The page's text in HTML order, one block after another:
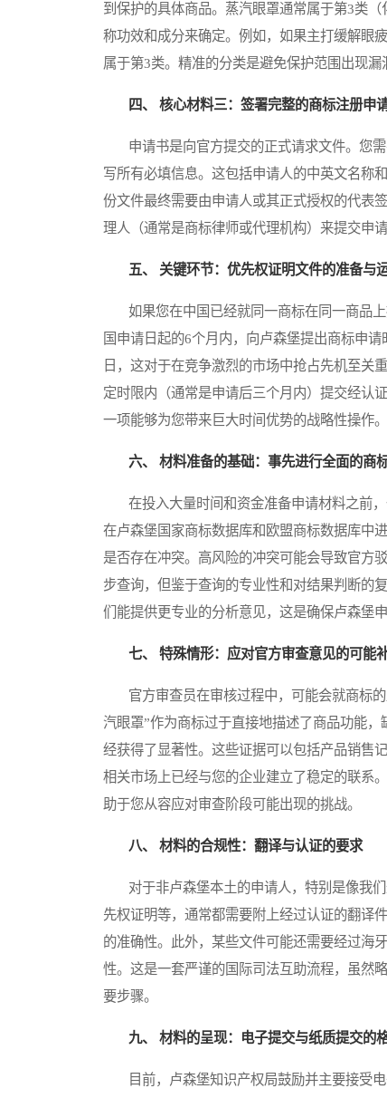
到保护的具体商品。蒸汽眼罩通常属于第3类
称功效和成分来确定。例如，如果主打缓解眼
属于第3类。精准的分类是避免保护范围出现漏
四、 核心材料三：签署完整的商标注册申
申请书是向官方提交的正式请求文件。您需
写所有必填信息。这包括申请人的中英文名称
份文件最终需要由申请人或其正式授权的代表
理人（通常是商标律师或代理机构）来提交申
五、 关键环节：优先权证明文件的准备与
如果您在中国已经就同一商标在同一商品上
国申请日起的6个月内，向卢森堡提出商标申
日，这对于在竞争激烈的市场中抢占先机至关
定时限内（通常是申请后三个月内）提交经认
一项能够为您带来巨大时间优势的战略性操作。
六、 材料准备的基础：事先进行全面的商
在投入大量时间和资金准备申请材料之前，
在卢森堡国家商标数据库和欧盟商标数据库中
是否存在冲突。高风险的冲突可能会导致官方
步查询，但鉴于查询的专业性和对结果判断的
们能提供更专业的分析意见，这是确保卢森堡
七、 特殊情形：应对官方审查意见的可能
官方审查员在审核过程中，可能会就商标的
汽眼罩”作为商标过于直接地描述了商品功能
经获得了显著性。这些证据可以包括产品销售
相关市场上已经与您的企业建立了稳定的联系
助于您从容应对审查阶段可能出现的挑战。
八、 材料的合规性：翻译与认证的要求
对于非卢森堡本土的申请人，特别是像我们
先权证明等，通常都需要附上经过认证的翻译
的准确性。此外，某些文件可能还需要经过海
性。这是一套严谨的国际司法互助流程，虽然
要步骤。
九、 材料的呈现：电子提交与纸质提交的
目前，卢森堡知识产权局鼓励并主要接受电